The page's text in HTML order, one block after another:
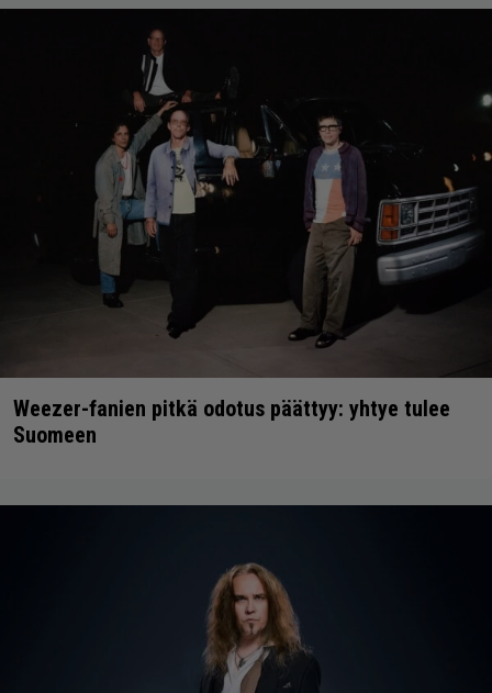
Weezer-fanien pitkä odotus päättyy: yhtye tulee
Suomeen